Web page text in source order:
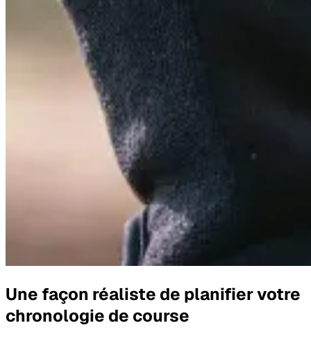
Une façon réaliste de planifier votre
chronologie de course